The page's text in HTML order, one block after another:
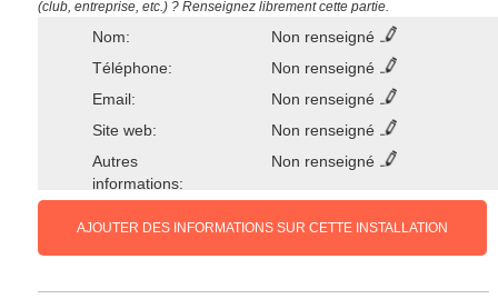
(club, entreprise, etc.) ? Renseignez librement cette partie.
Nom:
Non renseigné
Téléphone:
Non renseigné
Email:
Non renseigné
Site web:
Non renseigné
Autres
informations:
Non renseigné
AJOUTER DES INFORMATIONS SUR CETTE INSTALLATION